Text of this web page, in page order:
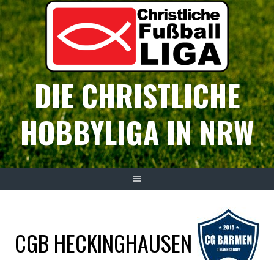
Springe
zum
Inhalt
DIE CHRISTLICHE
HOBBYLIGA IN NRW
CGB HECKINGHAUSEN